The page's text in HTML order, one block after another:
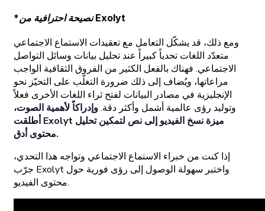
*نصيحة احترافية من Exolyt
ومع ذلك، قد يشكّل التعامل مع تعقيدات الاستماع الاجتماعي
متعدّد اللغات تحدياً كبيراً عند تحليل بيانات وسائل التواصل
الاجتماعي. فهناك بالفعل الكثير من الفروق الثقافية الواجب
مراعاتها، ويُضاف إلى ذلك ضرورة التغلّب على التحيّز نحو
الإنجليزية في مصادر البيانات لفتح ثراء اللغات الأخرى فعلاً
وتوليد رؤى عالمية أشمل وأكثر دقة.وإدراكاً لأهمية الصوت،
أطلقت Exolyt ميزة نسخ الفيديو إلى نص لتمكين تحليل
محتوى أدق.
إذا كنت من خبراء الاستماع الاجتماعي وتواجه هذا التحدي،
جرّب Exolyt واختبر سهولة الوصول إلى رؤى فورية حول
محتوى الفيديو.